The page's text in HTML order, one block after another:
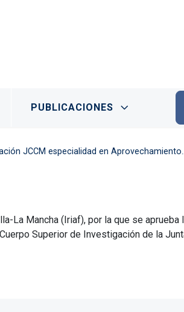
PUBLICACIONES
y Valorización de Residuos Agroindustriales.
La Mancha (Iriaf), por la que se aprueba
Superior de Investigación de la